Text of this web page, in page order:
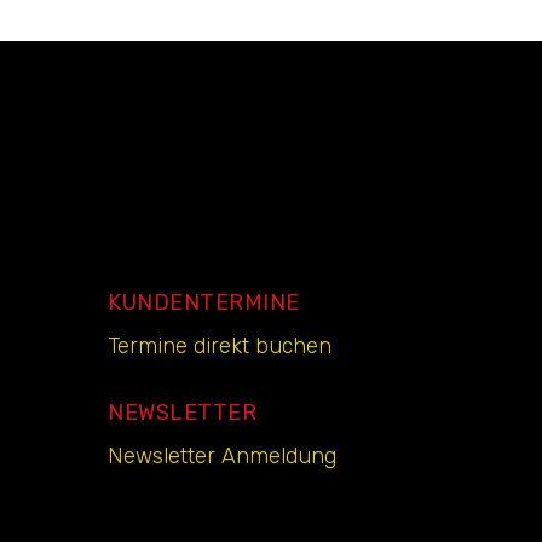
KUNDENTERMINE
Termine direkt buchen
NEWSLETTER
Newsletter Anmeldung